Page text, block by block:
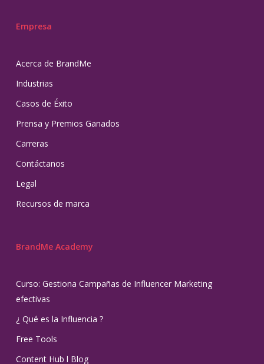
Empresa
Acerca de BrandMe
Industrias
Casos de Éxito
Prensa y Premios Ganados
Carreras
Contáctanos
Legal
Recursos de marca
BrandMe Academy
Curso: Gestiona Campañas de Influencer Marketing
efectivas
¿ Qué es la Influencia ?
Free Tools
Content Hub l Blog